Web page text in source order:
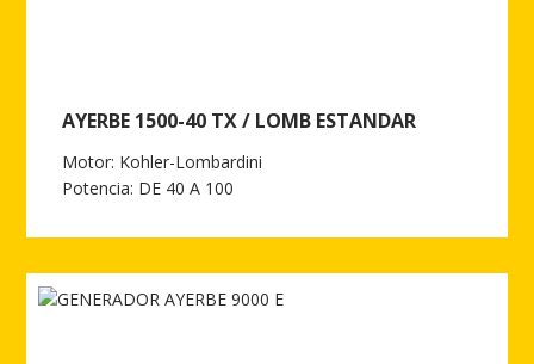
AYERBE 1500-40 TX / LOMB ESTANDAR
Motor: Kohler-Lombardini
Potencia: DE 40 A 100